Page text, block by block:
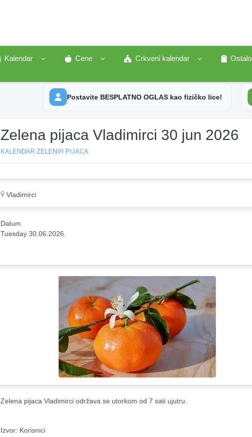
Kalendar Cene Crkveni kalendar
Ostalo
Postavite BESPLATNO OGLAS kao fizičko lice!
Zelena pijaca Vladimirci 30 jun 2026
KALENDAR ZELENIH PIJACA
Vladimirci
Datum
Tuesday 30.06.2026.
Zelena pijaca Vladimirci održava se utorkom od 7 sati ujutru.
Izvor: Korisnici